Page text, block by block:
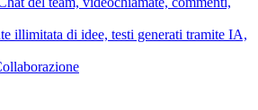
illimitata di idee, testi generati tramite IA,